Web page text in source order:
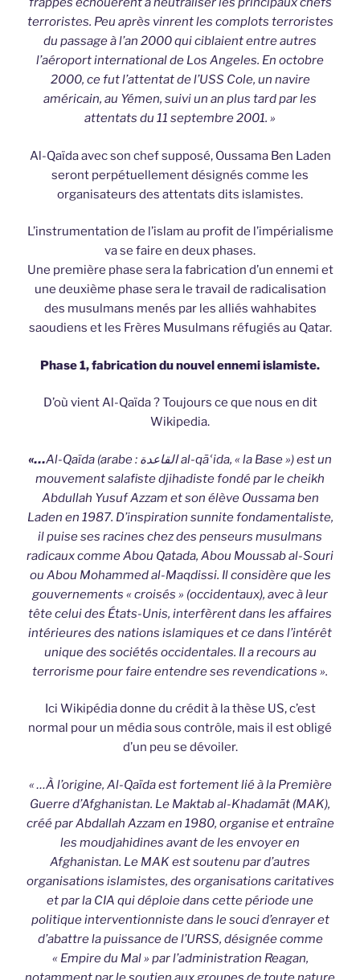
terroristes. Peu après vinrent les complots terroristes
du passage à l’an 2000 qui ciblaient entre autres
l’aéroport international de Los Angeles. En octobre
2000, ce fut l’attentat de l’USS Cole, un navire
américain, au Yémen, suivi un an plus tard par les
attentats du 11 septembre 2001. »
Al-Qaïda avec son chef supposé, Oussama Ben Laden
seront perpétuellement désignés comme les
organisateurs des attentats dits islamistes.
L’instrumentation de l’islam au profit de l’impérialisme
va se faire en deux phases.
Une première phase sera la fabrication d’un ennemi et
une deuxième phase sera le travail de radicalisation
des musulmans menés par les alliés wahhabites
saoudiens et les Frères Musulmans réfugiés au Qatar.
Phase 1, fabrication du nouvel ennemi islamiste.
D’où vient Al-Qaïda ? Toujours ce que nous en dit
Wikipedia.
«…Al-Qaïda (arabe : القاعدة al-qāʿida, « la Base ») est un
mouvement salafiste djihadiste fondé par le cheikh
Abdullah Yusuf Azzam et son élève Oussama ben
Laden en 1987. D’inspiration sunnite fondamentaliste,
il puise ses racines chez des penseurs musulmans
radicaux comme Abou Qatada, Abou Moussab al-Souri
ou Abou Mohammed al-Maqdissi. Il considère que les
gouvernements « croisés » (occidentaux), avec à leur
tête celui des États-Unis, interfèrent dans les affaires
intérieures des nations islamiques et ce dans l’intérêt
unique des sociétés occidentales. Il a recours au
terrorisme pour faire entendre ses revendications ».
Ici Wikipédia donne du crédit à la thèse US, c’est
normal pour un média sous contrôle, mais il est obligé
d’un peu se dévoiler.
« …À l’origine, Al-Qaïda est fortement lié à la Première
Guerre d’Afghanistan. Le Maktab al-Khadamāt (MAK),
créé par Abdallah Azzam en 1980, organise et entraîne
les moudjahidines avant de les envoyer en
Afghanistan. Le MAK est soutenu par d’autres
organisations islamistes, des organisations caritatives
et par la CIA qui déploie dans cette période une
politique interventionniste dans le souci d’enrayer et
d’abattre la puissance de l’URSS, désignée comme
« Empire du Mal » par l’administration Reagan,